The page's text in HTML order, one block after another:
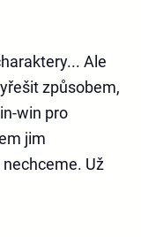
Ale
způsobem,
win pro
jim
Už